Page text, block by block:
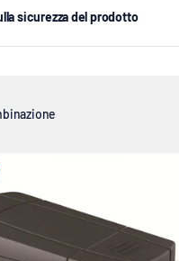
sicurezza del prodotto